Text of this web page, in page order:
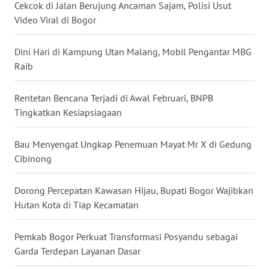
Cekcok di Jalan Berujung Ancaman Sajam, Polisi Usut
Video Viral di Bogor
Dini Hari di Kampung Utan Malang, Mobil Pengantar MBG
Raib
Rentetan Bencana Terjadi di Awal Februari, BNPB
Tingkatkan Kesiapsiagaan
Bau Menyengat Ungkap Penemuan Mayat Mr X di Gedung
Cibinong
Dorong Percepatan Kawasan Hijau, Bupati Bogor Wajibkan
Hutan Kota di Tiap Kecamatan
Pemkab Bogor Perkuat Transformasi Posyandu sebagai
Garda Terdepan Layanan Dasar
WN
SUMSEL
WN
BENGKULU
WN
LAMPUNG
WN
JATENG